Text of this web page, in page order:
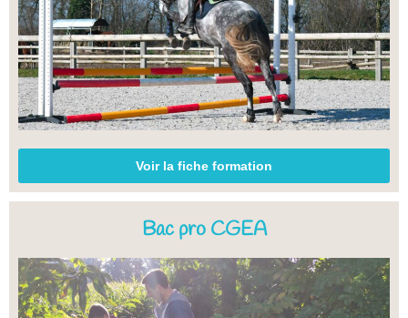
Voir la fiche formation
Bac pro CGEA